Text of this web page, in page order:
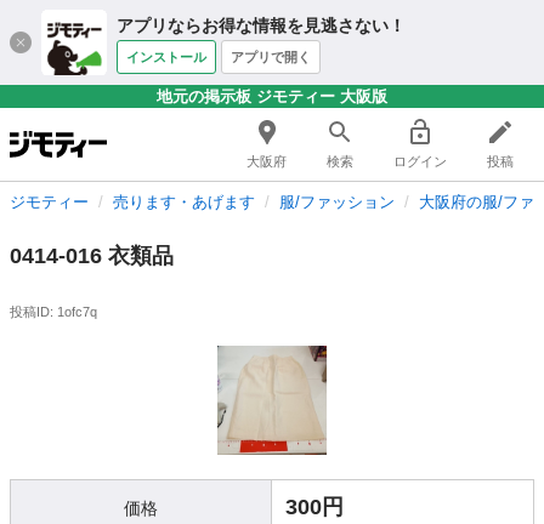
アプリならお得な情報を見逃さない！
インストール アプリで開く
地元の掲示板 ジモティー 大阪版
大阪府 検索 ログイン 投稿
ジモティー 売ります・あげます 服/ファッション 大阪府の服/ファ
0414-016 衣類品
投稿ID: 1ofc7q
価格 300円